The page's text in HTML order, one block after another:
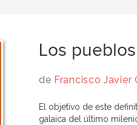
Los
de Francisco Javier
El objetivo de este
galaica del último